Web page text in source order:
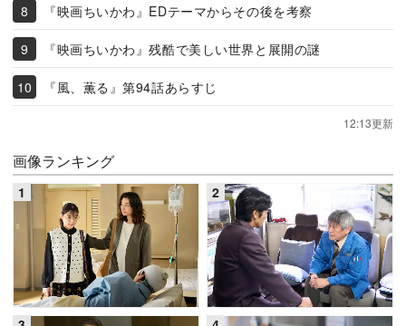
『映画ちいかわ』EDテーマからその後を考察
『映画ちいかわ』残酷で美しい世界と展開の謎
『風、薫る』第94話あらすじ
12:13更新
画像ランキング